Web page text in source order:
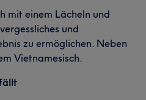
mit einem Lächeln und
und
zu ermöglichen. Neben
Vietnamesisch.